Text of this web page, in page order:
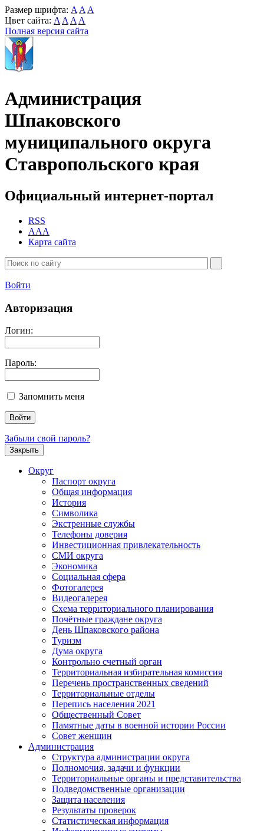
Размер шрифта: A A A
Цвет сайта: A A A A
Полная версия сайта
Администрация
Шпаковского
муниципального округа
Ставропольского края
Официальный интернет-портал
RSS
AAA
Карта сайта
Войти
Авторизация
Логин:
Пароль:
Запомнить меня
Забыли свой пароль?
Закрыть
Округ
Паспорт округа
Общая информация
История
Символика
Экстренные службы
Телефоны доверия
Инвестиционная привлекательность
СМИ округа
Экономика
Социальная сфера
Фотогалерея
Видеогалерея
Схема территориального планирования
Почётные граждане округа
День Шпаковского района
Туризм
Дума округа
Контрольно счетный орган
Территориальная избирательная комиссия
Перечень пространственных сведений
Территориальные отделы
Перепись населения 2021
Общественный Совет
Памятные даты в военной истории России
Совет женщин
Администрация
Структура администрации округа
Полномочия, задачи и функции
Территориальные органы и представительства
Подведомственные организации
Защита населения
Результаты проверок
Статистическая информация